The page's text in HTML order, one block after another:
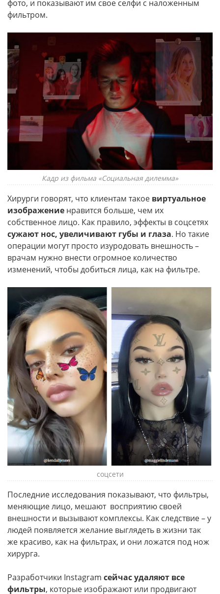
фото, и показывают им свое селфи с наложенным
фильтром.
Кадр из фильма «Социальная дилемма»
Хирурги говорят, что клиентам такое виртуальное
изображение нравится больше, чем их
собственное лицо. Как правило, эффекты в соцсетях
сужают нос, увеличивают губы и глаза. Но такие
операции могут просто изуродовать внешность –
врачам нужно внести огромное количество
изменений, чтобы добиться лица, как на фильтре.
соцсети
Последние исследования показывают, что фильтры,
меняющие лицо, мешают восприятию своей
внешности и вызывают комплексы. Как следствие – у
людей появляется желание выглядеть в жизни так
же красиво, как на фильтрах, и они ложатся под нож
хирурга.
Разработчики Instagram сейчас удаляют все
фильтры, которые изображают или продвигают